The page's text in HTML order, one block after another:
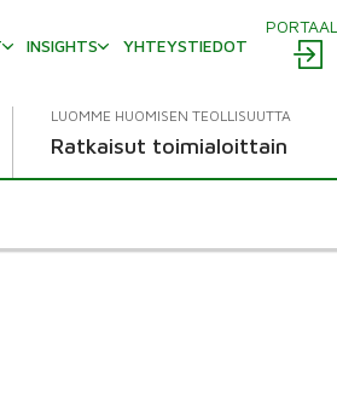
INSIGHTS YHTEYSTIEDOT
LUOMME HUOMISEN TEOLLISUUTTA
Ratkaisut toimialoittain